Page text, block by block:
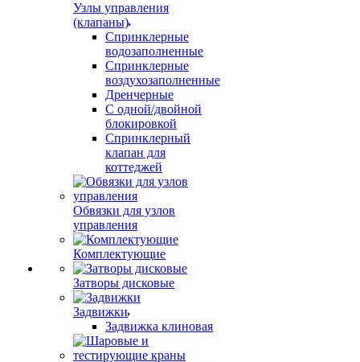
Узлы управления
(клапаны)
Спринклерные
водозаполненные
Спринклерные
воздухозаполненные
Дренчерные
С одной/двойной
блокировкой
Спринклерный
клапан для
коттеджей
Обвязки для узлов
управления
Комплектующие
Затворы дисковые
Задвижки
Задвижка клиновая